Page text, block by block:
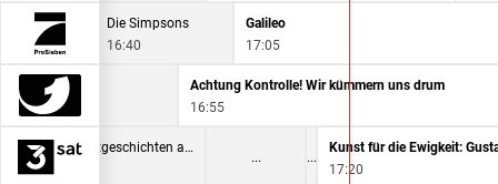
Die Simpsons
16:40
Galileo
17:05
Profi kommt
Achtung Kontrolle! Wir kümmern uns drum
16:55
Traumseen der Schweiz: Herbstgeschichten am Wasser
17:20